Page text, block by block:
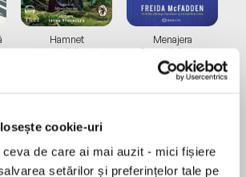
cookie-uri
de care ai mai auzit - mici fișiere
setărilor și preferințelor tale pe
Hamnet
Maggie O'Farrell
Menajera
Freida McFadden